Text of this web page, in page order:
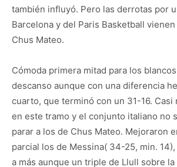
también influyó. Pero las derrotas por
Barcelona y del Paris Basketball
Chus Mateo.
Cómoda primera mitad para los
descanso aunque con una diferencia
cuarto, que terminó con un 31-16. Casi
en este tramo y el conjunto italiano no
parar a los de Chus Mateo. Mejoraron
parcial los de Messina( 34-25, min.
a más aunque un triple de Llull sobre